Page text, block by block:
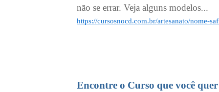
não se errar. Veja alguns modelos...
https://cursosnocd.com.br/artesanato/nome-
Encontre o Curso que você